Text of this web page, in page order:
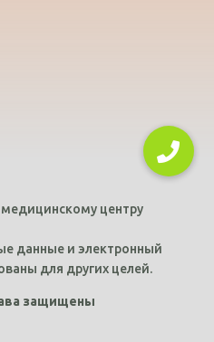
центру
данные и электронный
для других целей.
защищены